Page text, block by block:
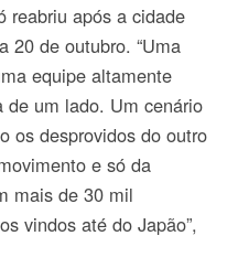
reabriu após a cidade
20 de outubro. “Uma
equipe altamente
de um lado. Um cenário
os desprovidos do outro
e só da
mais de 30 mil
vindos até do Japão”,